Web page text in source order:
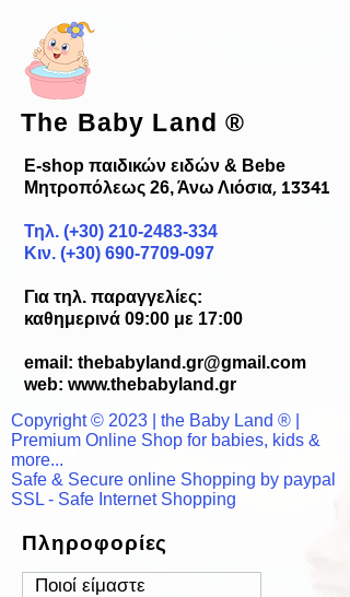
The Baby Land®
E-shop παιδικών ειδών & Bebe
Μητροπόλεως 26, Άνω Λιόσια, 13341
Τηλ. (+30) 210-2483-334
Κιν. (+30) 690-7709-097
Για τηλ. παραγγελίες:
καθημερινά 09:00 με 17:00
email: thebabyland.gr@gmail.com
web: www.thebabyland.gr
Copyright © 2023 | the Baby Land ® |
Premium Online Shop for babies, kids &
more...
Safe & Secure online Shopping by paypal
SSL - Safe Internet Shopping
Πληροφορίες
Ποιοί είμαστε